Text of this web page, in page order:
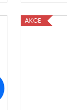
AKCE